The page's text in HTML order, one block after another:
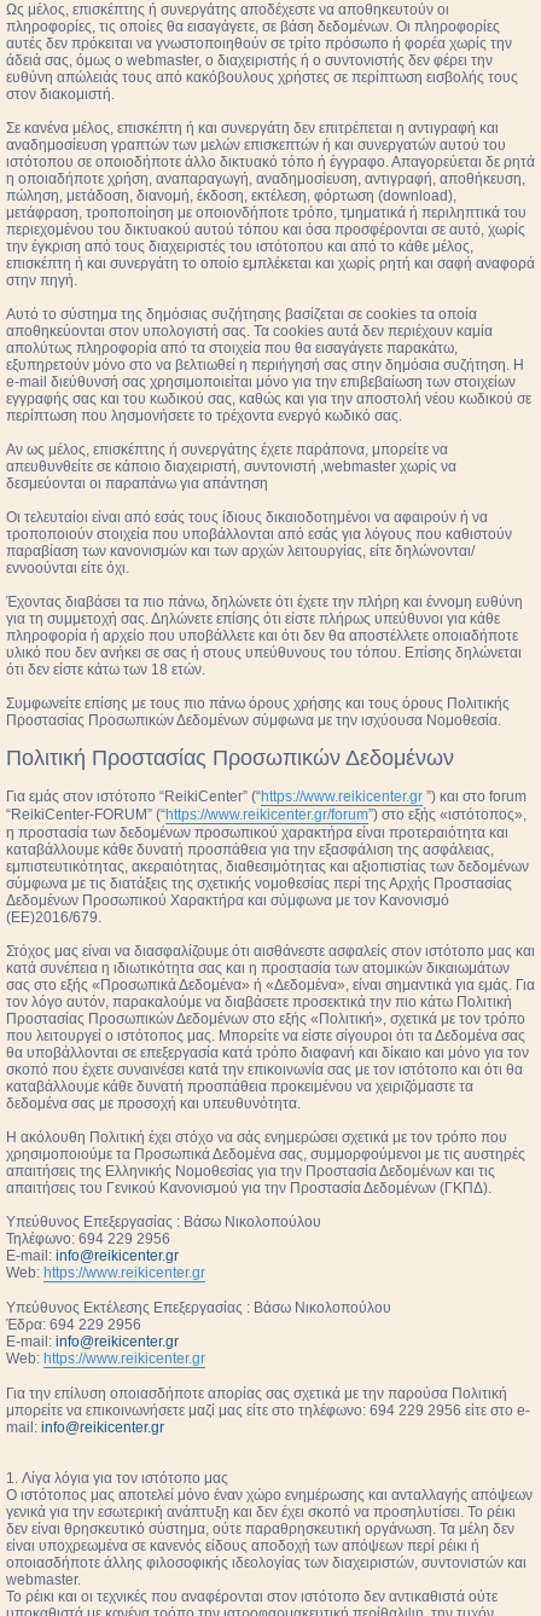
Ως μέλος, επισκέπτης ή συνεργάτης αποδέχεστε να αποθηκευτούν οι
πληροφορίες, τις οποίες θα εισαγάγετε, σε βάση δεδομένων. Οι πληροφορίες
αυτές δεν πρόκειται να γνωστοποιηθούν σε τρίτο πρόσωπο ή φορέα χωρίς την
άδειά σας, όμως ο webmaster, ο διαχειριστής ή ο συντονιστής δεν φέρει την
ευθύνη απώλειάς τους από κακόβουλους χρήστες σε περίπτωση εισβολής τους
στον διακομιστή.
Σε κανένα μέλος, επισκέπτη ή και συνεργάτη δεν επιτρέπεται η αντιγραφή και
αναδημοσίευση γραπτών των μελών επισκεπτών ή και συνεργατών αυτού του
ιστότοπου σε οποιοδήποτε άλλο δικτυακό τόπο ή έγγραφο. Απαγορεύεται δε ρητά
η οποιαδήποτε χρήση, αναπαραγωγή, αναδημοσίευση, αντιγραφή, αποθήκευση,
πώληση, μετάδοση, διανομή, έκδοση, εκτέλεση, φόρτωση (download),
μετάφραση, τροποποίηση με οποιονδήποτε τρόπο, τμηματικά ή περιληπτικά του
περιεχομένου του δικτυακού αυτού τόπου και όσα προσφέρονται σε αυτό, χωρίς
την έγκριση από τους διαχειριστές του ιστότοπου και από το κάθε μέλος,
επισκέπτη ή και συνεργάτη το οποίο εμπλέκεται και χωρίς ρητή και σαφή αναφορά
στην πηγή.
Αυτό το σύστημα της δημόσιας συζήτησης βασίζεται σε cookies τα οποία
αποθηκεύονται στον υπολογιστή σας. Τα cookies αυτά δεν περιέχουν καμία
απολύτως πληροφορία από τα στοιχεία που θα εισαγάγετε παρακάτω,
εξυπηρετούν μόνο στο να βελτιωθεί η περιήγησή σας στην δημόσια συζήτηση. Η
e-mail διεύθυνσή σας χρησιμοποιείται μόνο για την επιβεβαίωση των στοιχείων
εγγραφής σας και του κωδικού σας, καθώς και για την αποστολή νέου κωδικού σε
περίπτωση που λησμονήσετε το τρέχοντα ενεργό κωδικό σας.
Αν ως μέλος, επισκέπτης ή συνεργάτης έχετε παράπονα, μπορείτε να
απευθυνθείτε σε κάποιο διαχειριστή, συντονιστή ,webmaster χωρίς να
δεσμεύονται οι παραπάνω για απάντηση
Οι τελευταίοι είναι από εσάς τους ίδιους δικαιοδοτημένοι να αφαιρούν ή να
τροποποιούν στοιχεία που υποβάλλονται από εσάς για λόγους που καθιστούν
παραβίαση των κανονισμών και των αρχών λειτουργίας, είτε δηλώνονται/
εννοούνται είτε όχι.
Έχοντας διαβάσει τα πιο πάνω, δηλώνετε ότι έχετε την πλήρη και έννομη ευθύνη
για τη συμμετοχή σας. Δηλώνετε επίσης ότι είστε πλήρως υπεύθυνοι για κάθε
πληροφορία ή αρχείο που υποβάλλετε και ότι δεν θα αποστέλλετε οποιαδήποτε
υλικό που δεν ανήκει σε σας ή στους υπεύθυνους του τόπου. Επίσης δηλώνεται
ότι δεν είστε κάτω των 18 ετών.
Συμφωνείτε επίσης με τους πιο πάνω όρους χρήσης και τους όρους Πολιτικής
Προστασίας Προσωπικών Δεδομένων σύμφωνα με την ισχύουσα Νομοθεσία.
Πολιτική Προστασίας Προσωπικών Δεδομένων
Για εμάς στον ιστότοπο “ReikiCenter” (“https://www.reikicenter.gr ”) και στο forum
“ReikiCenter-FORUM” (“https://www.reikicenter.gr/forum”) στο εξής «ιστότοπος»,
η προστασία των δεδομένων προσωπικού χαρακτήρα είναι προτεραιότητα και
καταβάλλουμε κάθε δυνατή προσπάθεια για την εξασφάλιση της ασφάλειας,
εμπιστευτικότητας, ακεραιότητας, διαθεσιμότητας και αξιοπιστίας των δεδομένων
σύμφωνα με τις διατάξεις της σχετικής νομοθεσίας περί της Αρχής Προστασίας
Δεδομένων Προσωπικού Χαρακτήρα και σύμφωνα με τον Κανονισμό
(ΕΕ)2016/679.
Στόχος μας είναι να διασφαλίζουμε ότι αισθάνεστε ασφαλείς στον ιστότοπο μας και
κατά συνέπεια η ιδιωτικότητα σας και η προστασία των ατομικών δικαιωμάτων
σας στο εξής «Προσωπικά Δεδομένα» ή «Δεδομένα», είναι σημαντικά για εμάς. Για
τον λόγο αυτόν, παρακαλούμε να διαβάσετε προσεκτικά την πιο κάτω Πολιτική
Προστασίας Προσωπικών Δεδομένων στο εξής «Πολιτική», σχετικά με τον τρόπο
που λειτουργεί ο ιστότοπος μας. Μπορείτε να είστε σίγουροι ότι τα Δεδομένα σας
θα υποβάλλονται σε επεξεργασία κατά τρόπο διαφανή και δίκαιο και μόνο για τον
σκοπό που έχετε συναινέσει κατά την επικοινωνία σας με τον ιστότοπο και ότι θα
καταβάλλουμε κάθε δυνατή προσπάθεια προκειμένου να χειριζόμαστε τα
δεδομένα σας με προσοχή και υπευθυνότητα.
Η ακόλουθη Πολιτική έχει στόχο να σάς ενημερώσει σχετικά με τον τρόπο που
χρησιμοποιούμε τα Προσωπικά Δεδομένα σας, συμμορφούμενοι με τις αυστηρές
απαιτήσεις της Ελληνικής Νομοθεσίας για την Προστασία Δεδομένων και τις
απαιτήσεις του Γενικού Κανονισμού για την Προστασία Δεδομένων (ΓΚΠΔ).
Υπεύθυνος Επεξεργασίας : Βάσω Νικολοπούλου
Τηλέφωνο: 694 229 2956
E-mail: info@reikicenter.gr
Web: https://www.reikicenter.gr
Υπεύθυνος Εκτέλεσης Επεξεργασίας : Βάσω Νικολοπούλου
Έδρα: 694 229 2956
E-mail: info@reikicenter.gr
Web: https://www.reikicenter.gr
Για την επίλυση οποιασδήποτε απορίας σας σχετικά με την παρούσα Πολιτική
μπορείτε να επικοινωνήσετε μαζί μας είτε στο τηλέφωνο: 694 229 2956 είτε στο e-
mail: info@reikicenter.gr
1. Λίγα λόγια για τον ιστότοπο μας
Ο ιστότοπος μας αποτελεί μόνο έναν χώρο ενημέρωσης και ανταλλαγής απόψεων
γενικά για την εσωτερική ανάπτυξη και δεν έχει σκοπό να προσηλυτίσει. To ρέικι
δεν είναι θρησκευτικό σύστημα, ούτε παραθρησκευτική οργάνωση. Τα μέλη δεν
είναι υποχρεωμένα σε κανενός είδους αποδοχή των απόψεων περί ρέικι ή
οποιασδήποτε άλλης φιλοσοφικής ιδεολογίας των διαχειριστών, συντονιστών και
webmaster.
Το ρέικι και οι τεχνικές που αναφέρονται στον ιστότοπο δεν αντικαθιστά ούτε